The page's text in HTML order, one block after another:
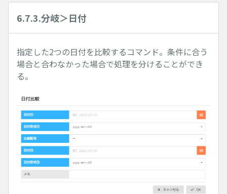
6.7.3.分岐＞日付
指定した2つの日付を比較するコマンド。条件に合う
場合と合わなかった場合で処理を分けることができ
る。